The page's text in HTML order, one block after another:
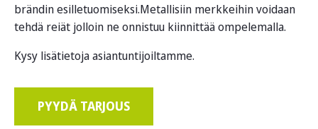
brändin esilletuomiseksi.Metallisiin merkkeihin voidaan
tehdä reiät jolloin ne onnistuu kiinnittää ompelemalla.
Kysy lisätietoja asiantuntijoiltamme.
PYYDÄ TARJOUS